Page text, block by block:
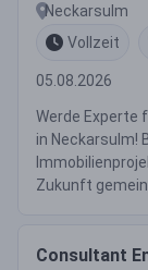
Neckarsulm
Vollzeit
05.08.2026
Werde Experte
in Neckarsulm!
Zukunft
Consultant